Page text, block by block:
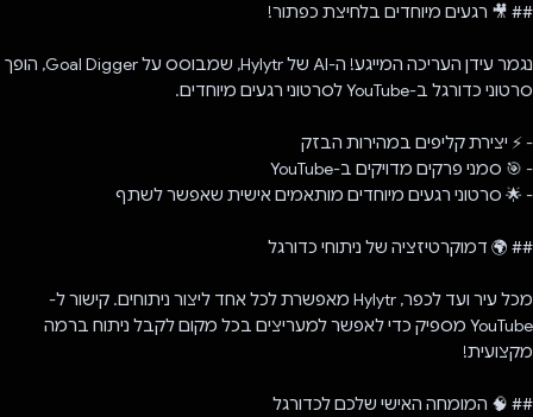
## 🎥 רגעים מיוחדים בלחיצת כפתור!
נגמר עידן העריכה המייגע! ה-AI של Hylytr, שמבוסס על Goal Digger, הופך
סרטוני כדורגל ב-YouTube לסרטוני רגעים מיוחדים.
- ⚡ יצירת קליפים במהירות הבזק
- 🎯 סמני פרקים מדויקים ב-YouTube
- 🌟 סרטוני רגעים מיוחדים מותאמים אישית שאפשר לשתף
## 🌍 דמוקרטיזציה של ניתוחי כדורגל
מכל עיר ועד לכפר, Hylytr מאפשרת לכל אחד ליצור ניתוחים. קישור ל-
YouTube מספיק כדי לאפשר למעריצים בכל מקום לקבל ניתוח ברמה
מקצועית!
## 🧠 המומחה האישי שלכם לכדורגל